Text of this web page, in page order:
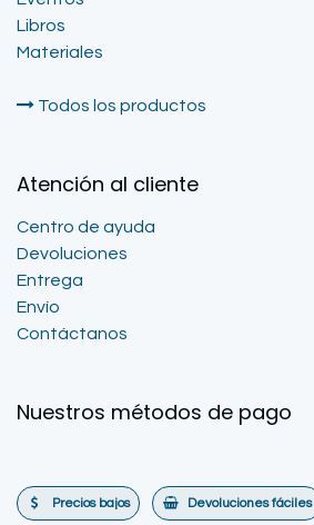
Libros
Materiales
Todos los productos
Atención al cliente
Centro de ayuda
Devoluciones
Entrega
Envío
Contáctanos
Nuestros métodos de pago
Precios bajos Devoluciones fáciles